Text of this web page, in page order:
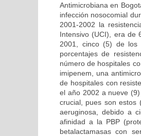
Antimicrobiana en
infección nosocomial
2001-2002 la
Intensivo (UCI), era de
2001, cinco (5) de los
porcentajes de
número de hospitales
imipenem, una
de hospitales con
el año 2002 a nueve
crucial, pues son estos
aeruginosa, debido a
afinidad a la PBP
betalactamasas con